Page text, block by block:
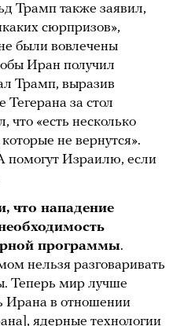
Трамп также заявил,
сюрпризов»,
были вовлечены
Иран получил
Трамп, выразив
за стол
что «есть несколько
не вернутся».
Израилю, если
что нападение
программы.
нельзя разговаривать
Теперь мир лучше
Ирана в отношении
ядерные технологии